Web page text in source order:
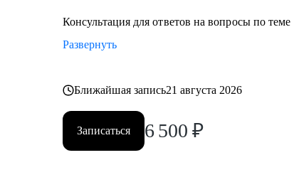
Консультация для ответов на вопросы по
Развернуть
Ближайшая запись21 августа 2026
Записаться 6 500 ₽